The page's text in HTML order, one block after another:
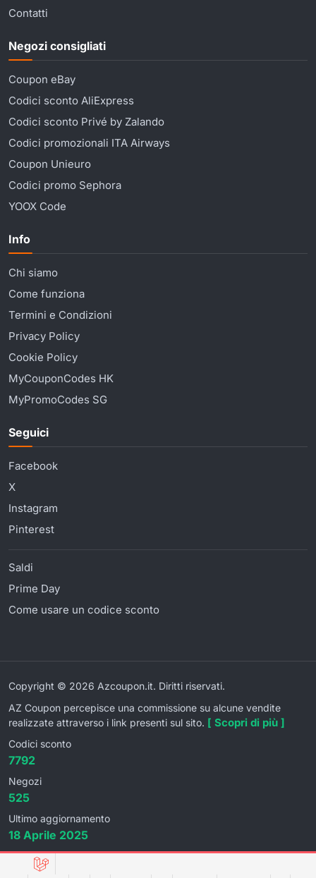
Contatti
Negozi consigliati
Coupon eBay
Codici sconto AliExpress
Codici sconto Privé by Zalando
Codici promozionali ITA Airways
Coupon Unieuro
Codici promo Sephora
YOOX Code
Info
Chi siamo
Come funziona
Termini e Condizioni
Privacy Policy
Cookie Policy
MyCouponCodes HK
MyPromoCodes SG
Seguici
Facebook
X
Instagram
Pinterest
Saldi
Prime Day
Come usare un codice sconto
Copyright © 2026 Azcoupon.it. Diritti riservati.
AZ Coupon percepisce una commissione su alcune vendite
realizzate attraverso i link presenti sul sito. [ Scopri di più ]
Codici sconto
7792
Negozi
525
Ultimo aggiornamento
18 Aprile 2025